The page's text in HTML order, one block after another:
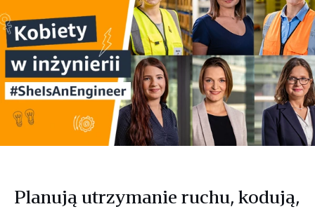
Planują utrzymanie ruchu, kodują,